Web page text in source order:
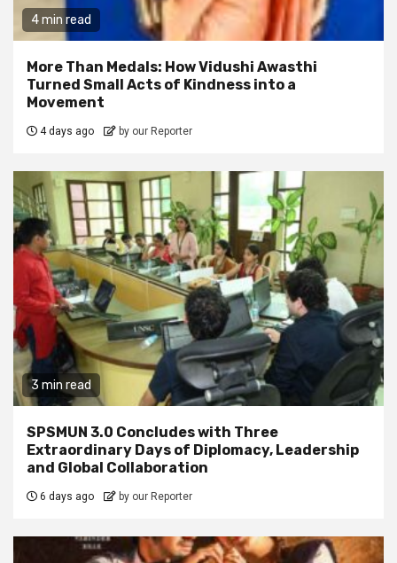
4 min read
More Than Medals: How Vidushi Awasthi
Turned Small Acts of Kindness into a
Movement
4 days ago by our Reporter
3 min read
SPSMUN 3.0 Concludes with Three
Extraordinary Days of Diplomacy, Leadership
and Global Collaboration
6 days ago by our Reporter